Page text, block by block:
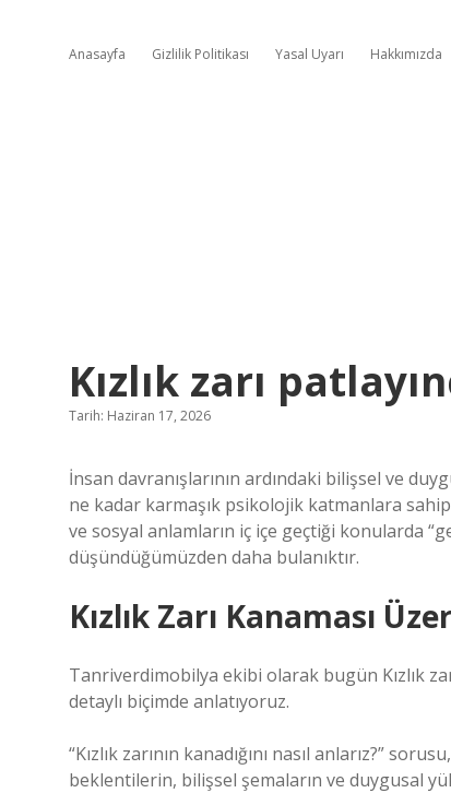
Anasayfa Gizlilik Politikası Yasal Uyarı Hakkımızda
Kızlık zarı
Tarih: Haziran 17, 2026
İnsan davranışlarının ardındaki bilişsel ve
ne kadar karmaşık psikolojik katmanlara
ve sosyal anlamların iç içe geçtiği konularda
düşündüğümüzden daha bulanıktır.
Kızlık Zarı Kanaması
Tanriverdimobilya ekibi olarak bugün Kızlık
detaylı biçimde anlatıyoruz.
“Kızlık zarının kanadığını nasıl anlarız?”
beklentilerin, bilişsel şemaların ve duygusal